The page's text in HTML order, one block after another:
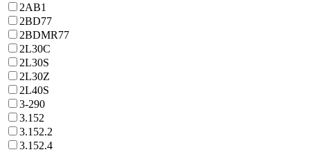
2AB1
2BD77
2BDMR77
2L30C
2L30S
2L30Z
2L40S
3-290
3.152
3.152.2
3.152.4